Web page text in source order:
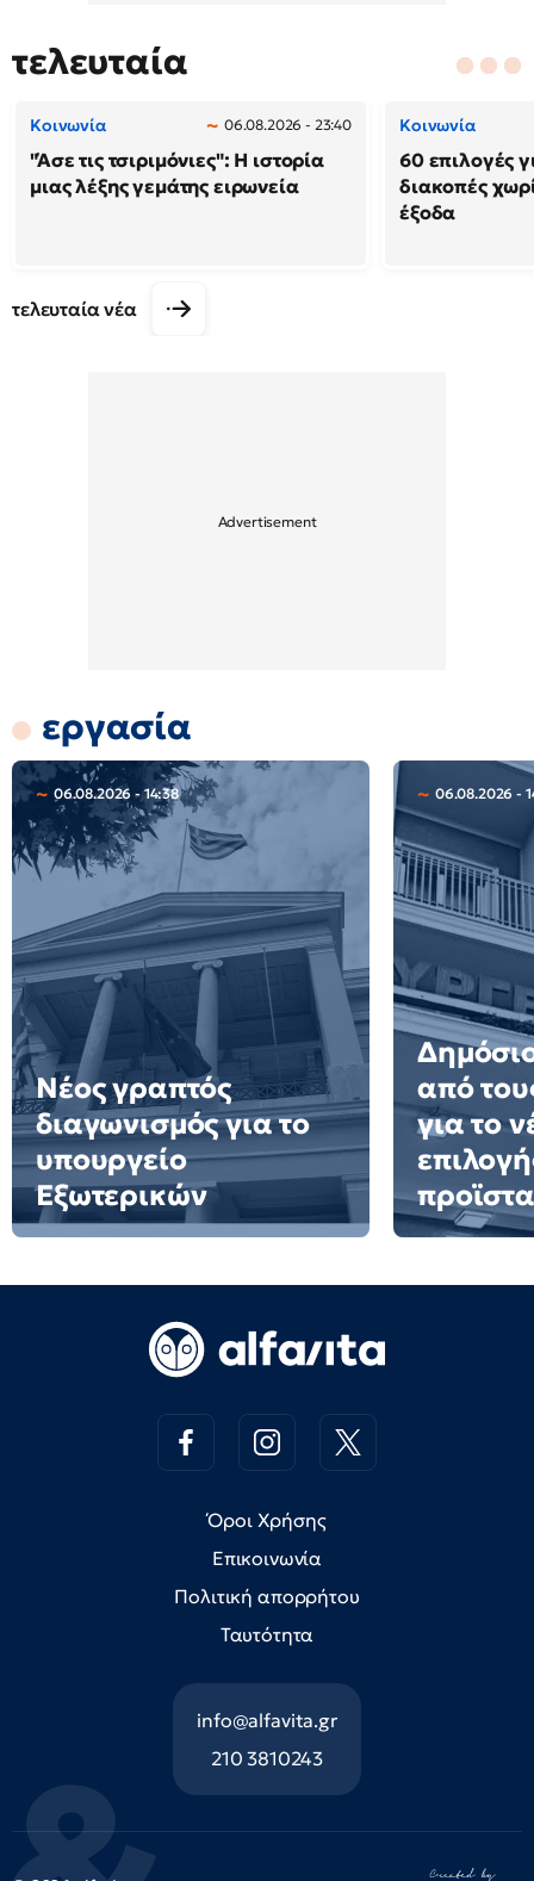
τελευταία
Κοινωνία 06.08.2026 - 23:40
"Άσε τις τσιριμόνιες": Η ιστορία
μιας λέξης γεμάτης ειρωνεία
Κοινωνία
60 επιλογές
διακοπές
έξοδα
τελευταία νέα
εργασία
06.08.2026 - 14:38
Νέος γραπτός
διαγωνισμός για το
υπουργείο
Εξωτερικών
06.08.2026 -
από
για το
Όροι Χρήσης
Επικοινωνία
Πολιτική απορρήτου
Ταυτότητα
info@alfavita.gr
210 3810243